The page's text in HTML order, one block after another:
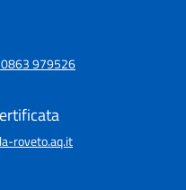
979526
roveto.aq.it